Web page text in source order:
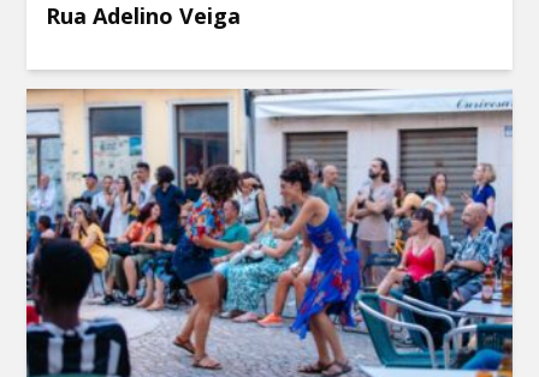
Rua Adelino Veiga